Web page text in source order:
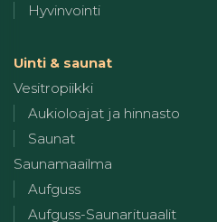
Hyvinvointi
Uinti & saunat
Vesitropiikki
Aukioloajat ja hinnasto
Saunat
Saunamaailma
Aufguss
Aufguss-Saunarituaalit